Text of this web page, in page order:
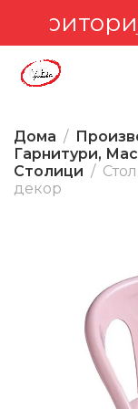
Дома
Гарнитури,
Столици
декор